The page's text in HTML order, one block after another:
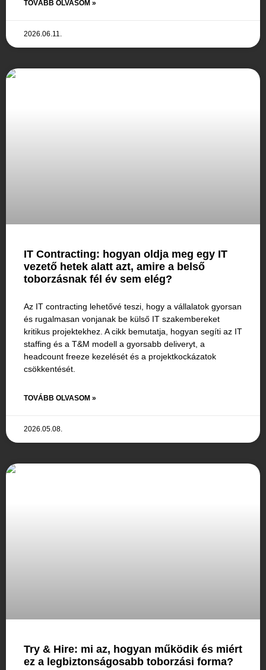
TOVÁBB OLVASOM »
2026.06.11.
IT Contracting: hogyan oldja meg egy IT
vezető hetek alatt azt, amire a belső
toborzásnak fél év sem elég?
Az IT contracting lehetővé teszi, hogy a vállalatok gyorsan
és rugalmasan vonjanak be külső IT szakembereket
kritikus projektekhez. A cikk bemutatja, hogyan segíti az IT
staffing és a T&M modell a gyorsabb deliveryt, a
headcount freeze kezelését és a projektkockázatok
csökkentését.
TOVÁBB OLVASOM »
2026.05.08.
Try & Hire: mi az, hogyan működik és miért
ez a legbiztonságosabb toborzási forma?